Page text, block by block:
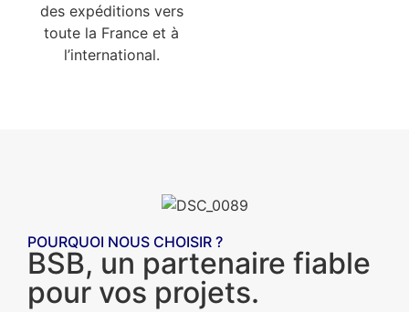
des expéditions vers
toute la France et à
l’international.
POURQUOI NOUS CHOISIR ?
BSB, un partenaire fiable
pour vos projets.